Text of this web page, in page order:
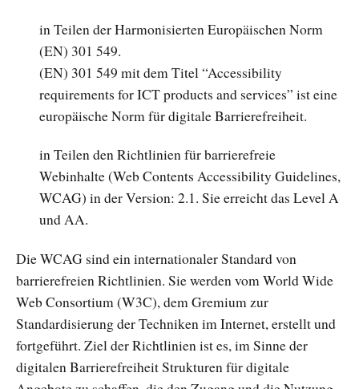
in Teilen der Harmonisierten Europäischen Norm
(EN) 301 549.
(EN) 301 549 mit dem Titel “Accessibility
requirements for ICT products and services” ist eine
europäische Norm für digitale Barrierefreiheit.
in Teilen den Richtlinien für barrierefreie
Webinhalte (Web Contents Accessibility Guidelines,
WCAG) in der Version: 2.1. Sie erreicht das Level A
und AA.
Die WCAG sind ein internationaler Standard von
barrierefreien Richtlinien. Sie werden vom World Wide
Web Consortium (W3C), dem Gremium zur
Standardisierung der Techniken im Internet, erstellt und
fortgeführt. Ziel der Richtlinien ist es, im Sinne der
digitalen Barrierefreiheit Strukturen für digitale